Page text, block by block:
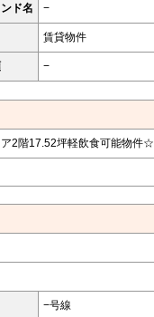
ド名 −
賃貸物件
−
2階17.52坪軽飲食可能物件☆
−号線